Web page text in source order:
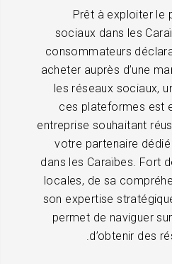
Prêt à exploiter le
sociaux dans les
consommateurs
acheter auprès d’une
les réseaux sociaux,
ces plateformes est
entreprise souhaitant
votre partenaire
dans les Caraïbes. Fort
locales, de sa
son expertise
permet de naviguer
d’obtenir des